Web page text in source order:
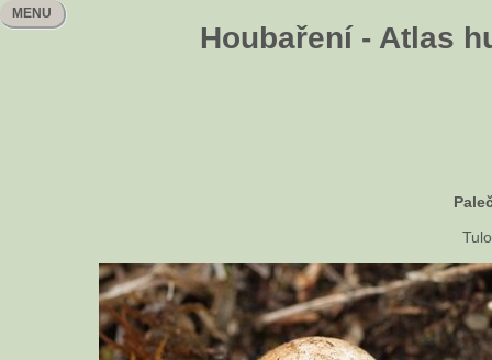
Houbaření - Atlas
MENU